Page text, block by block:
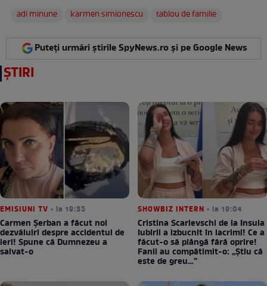
adi minune
karmen simionescu tablou de familie
Puteți urmări știrile SpyNews.ro și pe Google News
ȘTIRI
EMISIUNI TV • la 19:35
Carmen Șerban a făcut noi
dezvăluiri despre accidentul de
ieri! Spune că Dumnezeu a
salvat-o
SHOWBIZ INTERN • la 19:04
Cristina Scarlevschi de la Insula
Iubirii a izbucnit în lacrimi! Ce a
făcut-o să plângă fără oprire!
Fanii au compătimit-o: „Știu câ
este de greu…”